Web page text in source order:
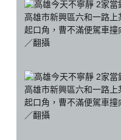
高雄市新興區六和一路
起口角，曹不滿便駕車
／翻攝
高雄市新興區六和一路
起口角，曹不滿便駕車
／翻攝